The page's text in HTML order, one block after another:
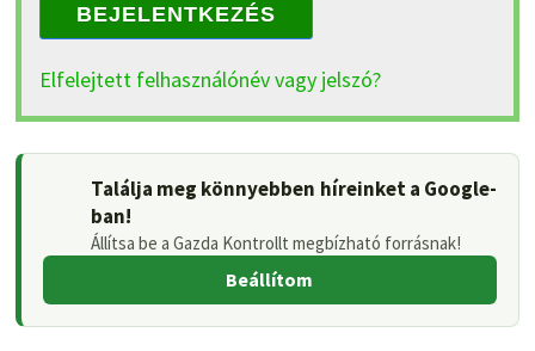
BEJELENTKEZÉS
Elfelejtett felhasználónév vagy jelszó?
Találja meg könnyebben híreinket a Google-
ban!
Állítsa be a Gazda Kontrollt megbízható forrásnak!
Beállítom